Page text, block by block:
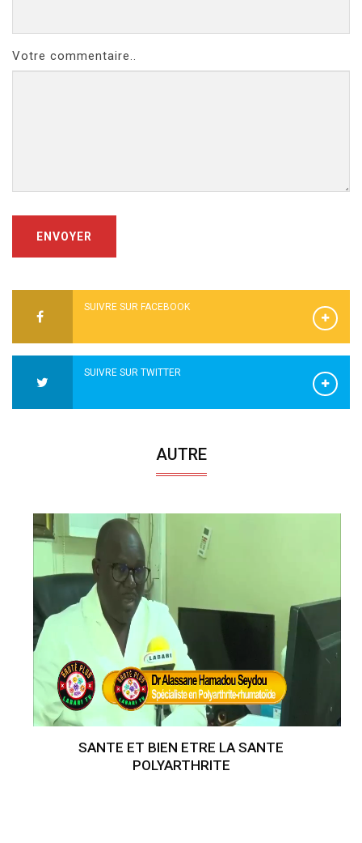
Votre commentaire..
ENVOYER
SUIVRE SUR FACEBOOK
SUIVRE SUR TWITTER
AUTRE
SANTE ET BIEN ETRE LA SANTE
POLYARTHRITE